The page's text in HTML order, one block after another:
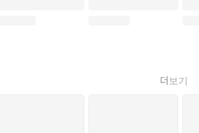
더보기